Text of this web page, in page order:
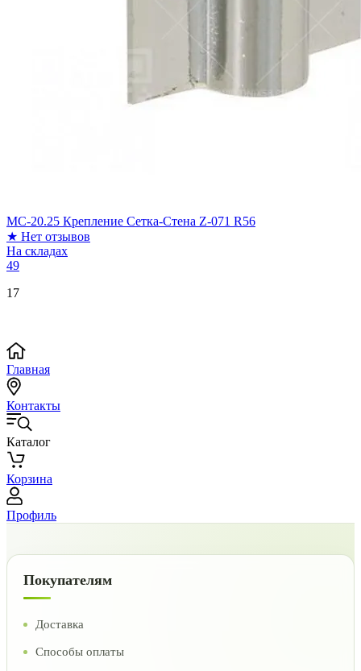
МС-20.25 Крепление Сетка-Стена Z-071 R56
★ Нет отзывов
На складах
49
17
Главная
Контакты
Каталог
Корзина
Профиль
Покупателям
Доставка
Способы оплаты